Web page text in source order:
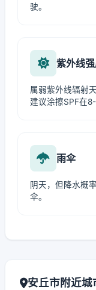
驶。
紫外线
属弱紫外线辐射
建议涂擦SPF在
雨伞
阴天，但降水概
伞。
安丘市附近城